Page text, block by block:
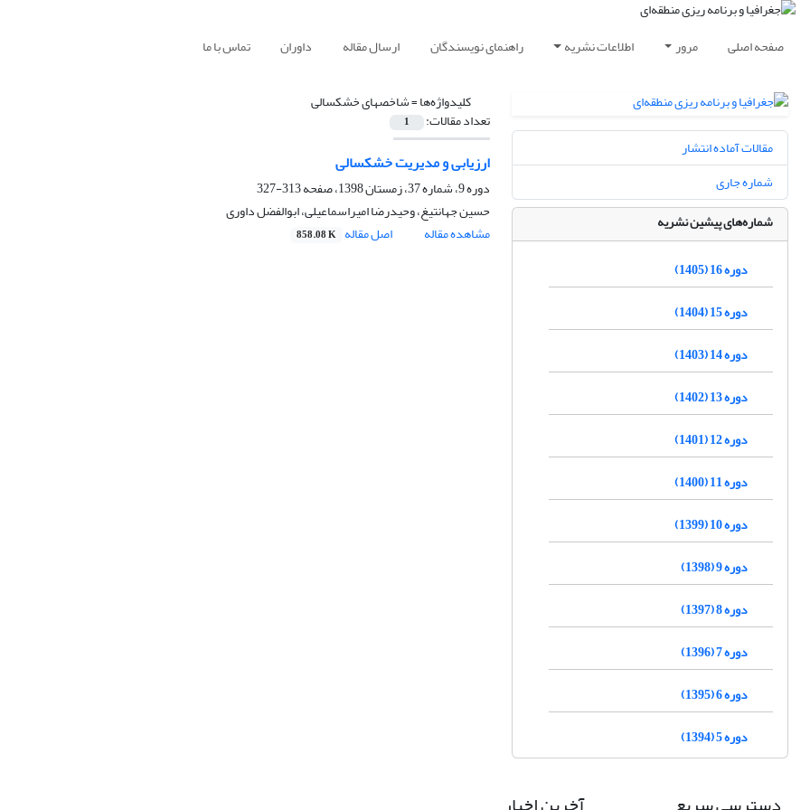
صفحه اصلی مرور اطلاعات نشریه راهنمای نویسندگان ارسال مقاله داوران تماس با ما
کلیدواژه‌ها =شاخصهای خشکسالی
تعداد مقالات: 1
ارزیابی و مدیریت خشکسالی
دوره 9، شماره 37، زمستان 1398، صفحه
313-327
حسین جهانتیغ، وحیدرضا امیراسماعیلی، ابوالفضل داوری
مشاهده مقاله
اصل مقاله 858.08 K
مقالات آماده انتشار
شماره جاری
شماره‌های پیشین نشریه
دوره 16 (1405)
دوره 15 (1404)
دوره 14 (1403)
دوره 13 (1402)
دوره 12 (1401)
دوره 11 (1400)
دوره 10 (1399)
دوره 9 (1398)
دوره 8 (1397)
دوره 7 (1396)
دوره 6 (1395)
دوره 5 (1394)